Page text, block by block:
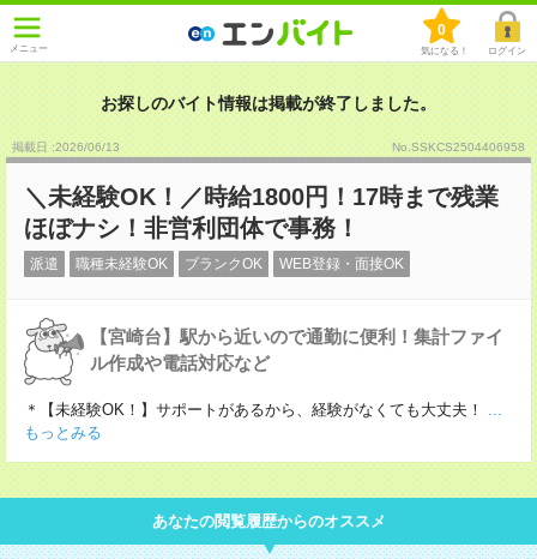
メニュー
0
気になる！ ログイン
お探しのバイト情報は掲載が終了しました。
掲載日 :2026/06/13 No.SSKCS2504406958
＼未経験OK！／時給1800円！17時まで残業
ほぼナシ！非営利団体で事務！
派遣 職種未経験OK ブランクOK WEB登録・面接OK
【宮崎台】駅から近いので通勤に便利！集計ファイ
ル作成や電話対応など
＊【未経験OK！】サポートがあるから、経験がなくても大丈夫！
...
もっとみる
あなたの閲覧履歴からのオススメ